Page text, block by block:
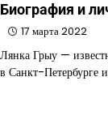
Биография и
17 марта 2022
Лянка Грыу —
в Санкт-Петербурге